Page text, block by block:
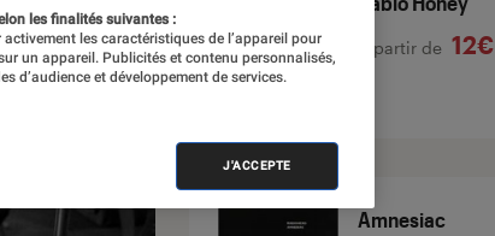
À partir de 12€
Amnesiac
les finalités suivantes :
les caractéristiques de l’appareil pour
un appareil. Publicités et contenu personnalisés,
d’audience et développement de services.
J'ACCEPTE